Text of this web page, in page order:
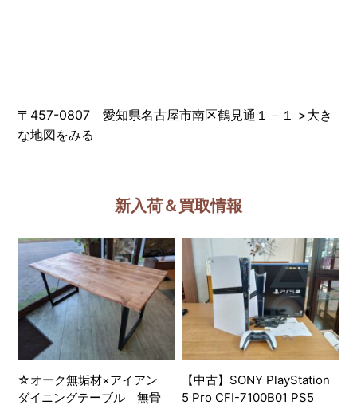
〒457-0807 愛知県名古屋市南区鶴見通１－１ >大き
な地図をみる
新入荷＆買取情報
☆オーク無垢材×アイアン
ダイニングテーブル 無骨
【中古】SONY PlayStation
5 Pro CFI-7100B01 PS5